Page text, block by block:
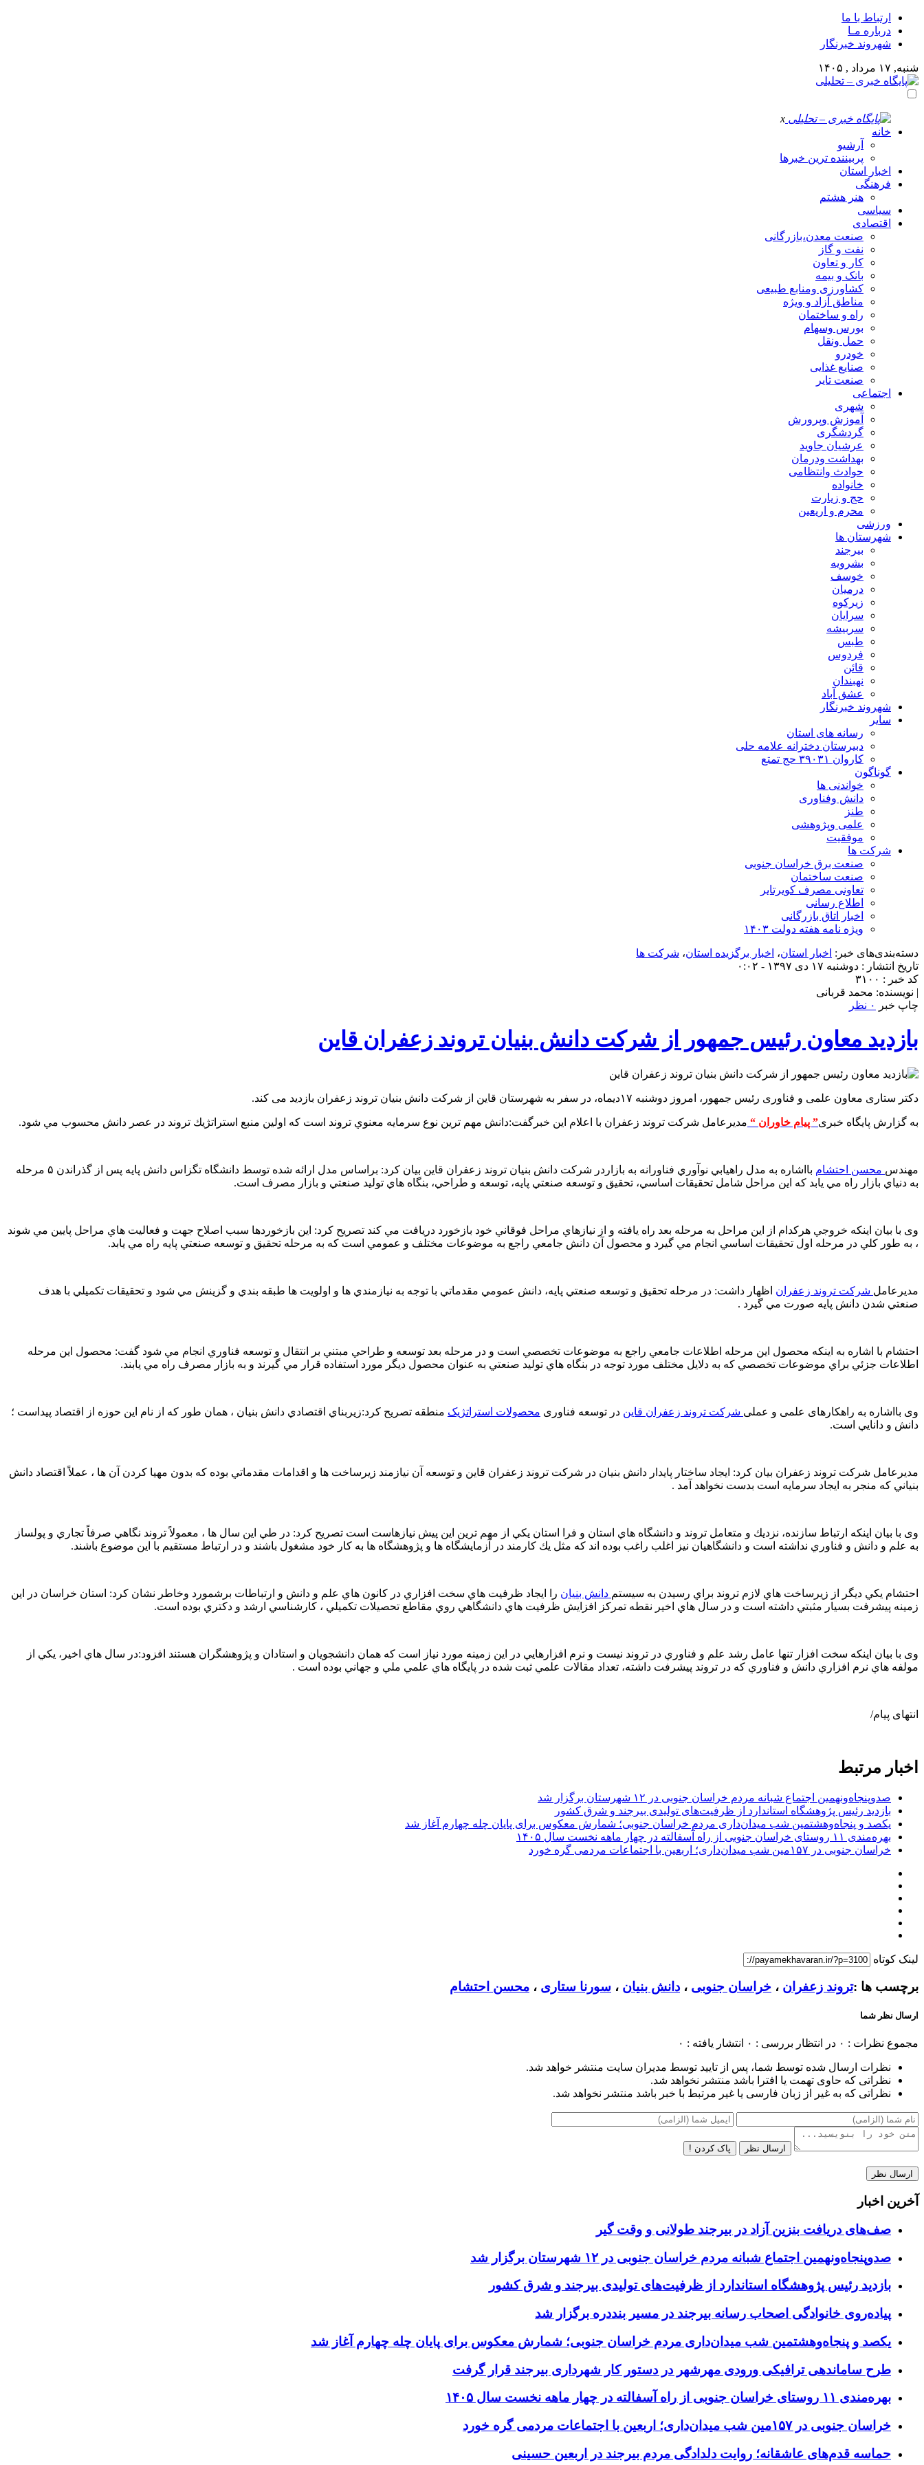
ارتباط با ما
درباره مـا
شهروند خبرنگار
شنبه, ۱۷ مرداد , ۱۴۰۵
x
خانه
آرشیو
پربیننده ترین خبرها
اخبار استان
فرهنگی
هنر هشتم
سیاسی
اقتصادی
صنعت معدن،بازرگانی
نفت و گاز
کار و تعاون
بانک و بیمه
کشاورزی ومنابع طبیعی
مناطق آزاد و ویژه
راه و ساختمان
بورس وسهام
حمل ونقل
خودرو
صنایع غذایی
صنعت تایر
اجتماعی
شهری
آموزش وپرورش
گردشگری
عرشیان جاوید
بهداشت ودرمان
حوادث وانتظامی
خانواده
حج و زیارت
محرم و اریعین
ورزشی
شهرستان ها
بیرجند
بشرویه
خوسف
درمیان
زیرکوه
سرایان
سربیشه
طبس
فردوس
قائن
نهبندان
عشق آباد
شهروند خبرنگار
سایر
رسانه های استان
دبیرستان دخترانه علامه حلی
کاروان ۳۹۰۳۱ حج تمتع
گوناگون
خواندنی ها
دانش وفناوری
طنز
علمی وپژوهشی
موفقیت
شرکت ها
صنعت برق خراسان جنوبی
صنعت ساختمان
تعاونی مصرف کویرتایر
اطلاع رسانی
اخبار اتاق بازرگانی
ویژه نامه هفته دولت ۱۴۰۳
دسته‌بندی‌های خبر: اخبار استان، اخبار برگزیده استان، شرکت ها
تاریخ انتشار : دوشنبه ۱۷ دی ۱۳۹۷ - ۰:۰۲
کد خبر : ۳۱۰۰
| نویسنده: محمد قربانی
چاپ خبر
۰ نظر
بازدید معاون رئیس جمهور از شرکت دانش بنیان تروند زعفران قاین
دکتر ستاری معاون علمی و فناوری رئیس جمهور، امروز دوشنبه ۱۷دیماه، در سفر به شهرستان قاین از شرکت دانش بنیان تروند زعفران بازدید می کند.
به گزارش پایگاه خبری” پیام خاوران “ مدیرعامل شرکت تروند زعفران با اعلام این خبرگفت:دانش مهم ترين نوع سرمايه معنوي تروند است كه اولين منبع استراتژيك تروند در عصر دانش محسوب مي شود.
مهندس محسن احتشام
بااشاره به مدل راهيابي نوآوري فناورانه به بازاردر شركت دانش بنيان تروند زعفران قاين بیان کرد: براساس مدل ارائه شده توسط دانشگاه تگزاس دانش پايه پس از گذراندن ۵ مرحله
به دنياي بازار راه مي يابد كه اين مراحل شامل تحقيقات اساسي، تحقيق و توسعه صنعتي پايه، توسعه و طراحي، بنگاه هاي توليد صنعتي و بازار مصرف است.
وی با بیان اینکه خروجي هركدام از اين مراحل به مرحله بعد راه يافته و از نيازهاي مراحل فوقاني خود بازخورد دريافت مي كند تصریح کرد: اين بازخوردها سبب اصلاح جهت و فعاليت هاي مراحل پايين مي شوند
، به طور كلي در مرحله اول تحقيقات اساسي انجام مي گيرد و محصول آن دانش جامعي راجع به موضوعات مختلف و عمومي است كه به مرحله تحقيق و توسعه صنعتي پايه راه مي يابد.
مدیرعامل شرکت تروند زعفران اظهار داشت: در مرحله تحقيق و توسعه صنعتي پايه، دانش عمومي مقدماتي با توجه به نيازمندي ها و اولويت ها طبقه بندي و گزينش مي شود و تحقيقات تكميلي با هدف
صنعتي شدن دانش پايه صورت مي گيرد .
احتشام با اشاره به اینکه محصول اين مرحله اطلاعات جامعي راجع به موضوعات تخصصي است و در مرحله بعد توسعه و طراحي مبتني بر انتقال و توسعه فناوري انجام مي شود گفت: محصول اين مرحله
اطلاعات جزئي براي موضوعات تخصصي كه به دلايل مختلف مورد توجه در بنگاه هاي توليد صنعتي به عنوان محصول ديگر مورد استفاده قرار مي گيرند و به بازار مصرف راه مي يابند.
وی بااشاره به راهکارهای علمی و عملی شرکت تروند زعفران قاین در توسعه فناوری محصولات استراتژیک منطقه تصریح کرد:زيربناي اقتصادي دانش بنيان ، همان طور كه از نام اين حوزه از اقتصاد پيداست ؛
دانش و دانايي است.
مدیرعامل شرکت تروند زعفران بیان کرد: ايجاد ساختار پايدار دانش بنيان در شركت تروند زعفران قاين و توسعه آن نيازمند زيرساخت ها و اقدامات مقدماتي بوده كه بدون مهيا كردن آن ها ، عملاً اقتصاد دانش
بنياني كه منجر به ايجاد سرمايه است بدست نخواهد آمد .
وی با بیان اینکه ارتباط سازنده، نزديك و متعامل تروند و دانشگاه هاي استان و فرا استان يكي از مهم ترين اين پيش نيازهاست است تصریح کرد: در طي اين سال ها ، معمولاً تروند نگاهي صرفاً تجاري و پولساز
به علم و دانش و فناوري نداشته است و دانشگاهيان نيز اغلب راغب بوده اند كه مثل يك كارمند در آزمايشگاه ها و پژوهشگاه ها به كار خود مشغول باشند و در ارتباط مستقيم با اين موضوع باشند.
احتشام يكي ديگر از زيرساخت هاي لازم تروند براي رسيدن به سيستم دانش بنيان را ايجاد ظرفيت هاي سخت افزاري در كانون هاي علم و دانش و ارتباطات برشمورد وخاطر نشان کرد: استان خراسان در اين
زمينه پيشرفت بسيار مثبتي داشته است و در سال هاي اخير نقطه تمركز افزايش ظرفيت هاي دانشگاهي روي مقاطع تحصيلات تكميلي ، كارشناسي ارشد و دكتري بوده است.
وی با بیان اینکه سخت افزار تنها عامل رشد علم و فناوري در تروند نيست و نرم افزارهايي در اين زمينه مورد نياز است كه همان دانشجويان و استادان و پژوهشگران هستند افزود:در سال هاي اخير، يكي از
مولفه هاي نرم افزاري دانش و فناوري كه در تروند پيشرفت داشته، تعداد مقالات علمي ثبت شده در پايگاه هاي علمي ملي و جهاني بوده است .
انتهای پیام/
اخبار مرتبط
صدوپنجاه‌ونهمین اجتماع شبانه مردم خراسان جنوبی در ۱۲ شهرستان برگزار شد
بازدید رئیس پژوهشگاه استاندارد از ظرفیت‌های تولیدی بیرجند و شرق کشور
یکصد و پنجاه‌وهشتمین شب میدان‌داری مردم خراسان جنوبی؛ شمارش معکوس برای پایان چله چهارم آغاز شد
بهره‌مندی ۱۱ روستای خراسان جنوبی از راه آسفالته در چهار ماهه نخست سال ۱۴۰۵
خراسان جنوبی در ۱۵۷مین شب میدان‌داری؛ اربعین با اجتماعات مردمی گره خورد
لینک کوتاه
برچسب ها :تروند زعفران ، خراسان جنوبی ، دانش بنیان ، سورنا ستاری ، محسن احتشام
ارسال نظر شما
مجموع نظرات : ۰ در انتظار بررسی : ۰ انتشار یافته : ۰
نظرات ارسال شده توسط شما، پس از تایید توسط مدیران سایت منتشر خواهد شد.
نظراتی که حاوی تهمت یا افترا باشد منتشر نخواهد شد.
نظراتی که به غیر از زبان فارسی یا غیر مرتبط با خبر باشد منتشر نخواهد شد.
ارسال نظر پاک کردن !
آخرین اخبار
صف‌های دریافت بنزین آزاد در بیرجند طولانی و وقت گیر
صدوپنجاه‌ونهمین اجتماع شبانه مردم خراسان جنوبی در ۱۲ شهرستان برگزار شد
بازدید رئیس پژوهشگاه استاندارد از ظرفیت‌های تولیدی بیرجند و شرق کشور
پیاده‌روی خانوادگی اصحاب رسانه بیرجند در مسیر بنددره برگزار شد
یکصد و پنجاه‌وهشتمین شب میدان‌داری مردم خراسان جنوبی؛ شمارش معکوس برای پایان چله چهارم آغاز شد
طرح ساماندهی ترافیکی ورودی مهرشهر در دستور کار شهرداری بیرجند قرار گرفت
بهره‌مندی ۱۱ روستای خراسان جنوبی از راه آسفالته در چهار ماهه نخست سال ۱۴۰۵
خراسان جنوبی در ۱۵۷مین شب میدان‌داری؛ اربعین با اجتماعات مردمی گره خورد
حماسه قدم‌های عاشقانه؛ روایت دلدادگی مردم بیرجند در اربعین حسینی